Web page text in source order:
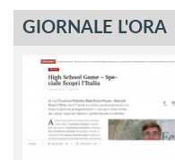
GIORNALE L'ORA